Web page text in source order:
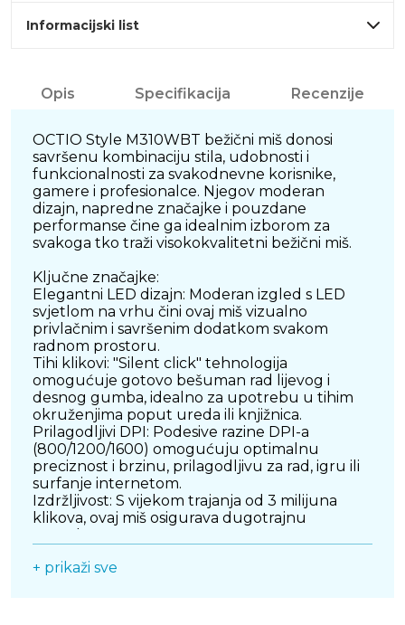
Informacijski list
Opis Specifikacija Recenzije
OCTIO Style M310WBT bežični miš donosi
savršenu kombinaciju stila, udobnosti i
funkcionalnosti za svakodnevne korisnike,
gamere i profesionalce. Njegov moderan
dizajn, napredne značajke i pouzdane
performanse čine ga idealnim izborom za
svakoga tko traži visokokvalitetni bežični miš.
Ključne značajke:
Elegantni LED dizajn: Moderan izgled s LED
svjetlom na vrhu čini ovaj miš vizualno
privlačnim i savršenim dodatkom svakom
radnom prostoru.
Tihi klikovi: "Silent click" tehnologija
omogućuje gotovo bešuman rad lijevog i
desnog gumba, idealno za upotrebu u tihim
okruženjima poput ureda ili knjižnica.
Prilagodljivi DPI: Podesive razine DPI-a
(800/1200/1600) omogućuju optimalnu
preciznost i brzinu, prilagodljivu za rad, igru ili
surfanje internetom.
Izdržljivost: S vijekom trajanja od 3 milijuna
klikova, ovaj miš osigurava dugotrajnu
pouzdanost.
Lagano i prijenosno
+ prikaži sve